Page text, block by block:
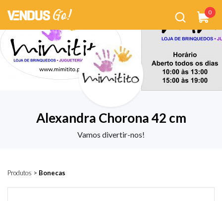
0
Alexandra Chorona 42 cm
Vamos divertir-nos!
Produtos > Bonecas